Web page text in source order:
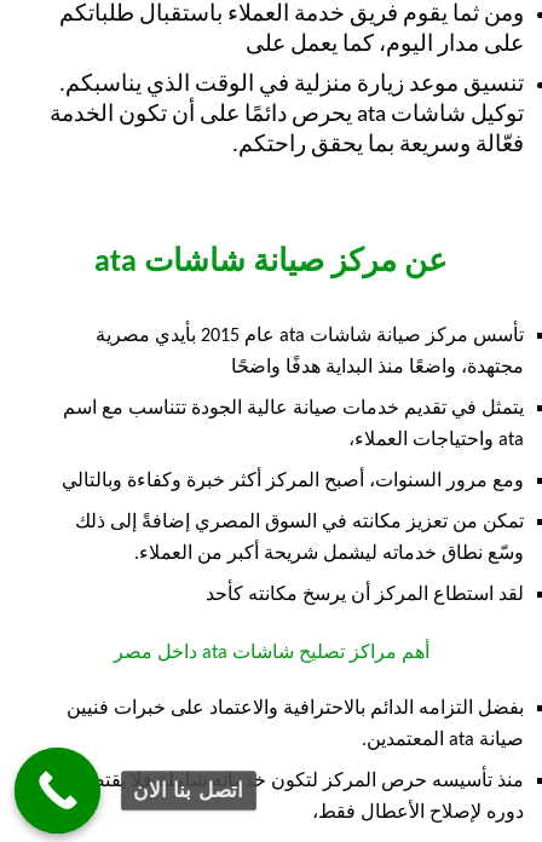
ومن ثما يقوم فريق خدمة العملاء باستقبال طلباتكم
على مدار اليوم، كما يعمل على
تنسيق موعد زيارة منزلية في الوقت الذي يناسبكم.
توكيل شاشات ata يحرص دائمًا على أن تكون الخدمة
فعّالة وسريعة بما يحقق راحتكم.
عن مركز صيانة شاشات ata
تأسس مركز صيانة شاشات ata عام 2015 بأيدي مصرية
مجتهدة، واضعًا منذ البداية هدفًا واضحًا
يتمثل في تقديم خدمات صيانة عالية الجودة تتناسب مع اسم
ata واحتياجات العملاء،
ومع مرور السنوات، أصبح المركز أكثر خبرة وكفاءة وبالتالي
تمكن من تعزيز مكانته في السوق المصري إضافةً إلى ذلك
وسّع نطاق خدماته ليشمل شريحة أكبر من العملاء.
لقد استطاع المركز أن يرسخ مكانته كأحد
أهم مراكز تصليح شاشات ata داخل مصر
بفضل التزامه الدائم بالاحترافية والاعتماد على خبرات فنيين
صيانة ata المعتمدين.
منذ تأسيسه حرص المركز لتكون خدماته شاملة فلا يقتصر
دوره لإصلاح الأعطال فقط،
اتصل بنا الان